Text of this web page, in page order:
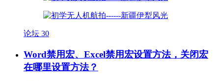
论坛 30
Word禁用宏、Excel禁用宏设置方法，关闭宏
在哪里设置方法？